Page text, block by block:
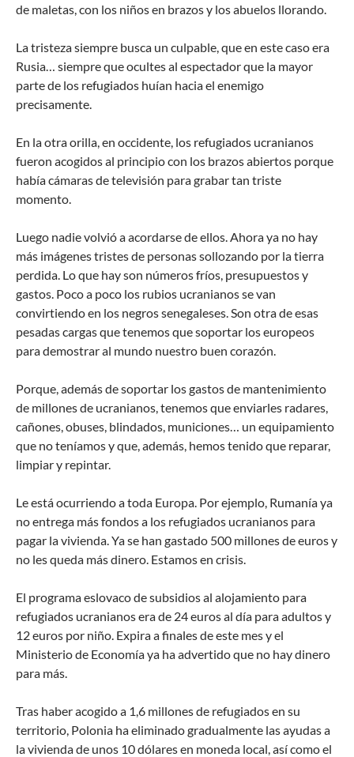
de maletas, con los niños en brazos y los abuelos llorando.
La tristeza siempre busca un culpable, que en este caso era
Rusia… siempre que ocultes al espectador que la mayor
parte de los refugiados huían hacia el enemigo
precisamente.
En la otra orilla, en occidente, los refugiados ucranianos
fueron acogidos al principio con los brazos abiertos porque
había cámaras de televisión para grabar tan triste
momento.
Luego nadie volvió a acordarse de ellos. Ahora ya no hay
más imágenes tristes de personas sollozando por la tierra
perdida. Lo que hay son números fríos, presupuestos y
gastos. Poco a poco los rubios ucranianos se van
convirtiendo en los negros senegaleses. Son otra de esas
pesadas cargas que tenemos que soportar los europeos
para demostrar al mundo nuestro buen corazón.
Porque, además de soportar los gastos de mantenimiento
de millones de ucranianos, tenemos que enviarles radares,
cañones, obuses, blindados, municiones… un equipamiento
que no teníamos y que, además, hemos tenido que reparar,
limpiar y repintar.
Le está ocurriendo a toda Europa. Por ejemplo, Rumanía ya
no entrega más fondos a los refugiados ucranianos para
pagar la vivienda. Ya se han gastado 500 millones de euros y
no les queda más dinero. Estamos en crisis.
El programa eslovaco de subsidios al alojamiento para
refugiados ucranianos era de 24 euros al día para adultos y
12 euros por niño. Expira a finales de este mes y el
Ministerio de Economía ya ha advertido que no hay dinero
para más.
Tras haber acogido a 1,6 millones de refugiados en su
territorio, Polonia ha eliminado gradualmente las ayudas a
la vivienda de unos 10 dólares en moneda local, así como el